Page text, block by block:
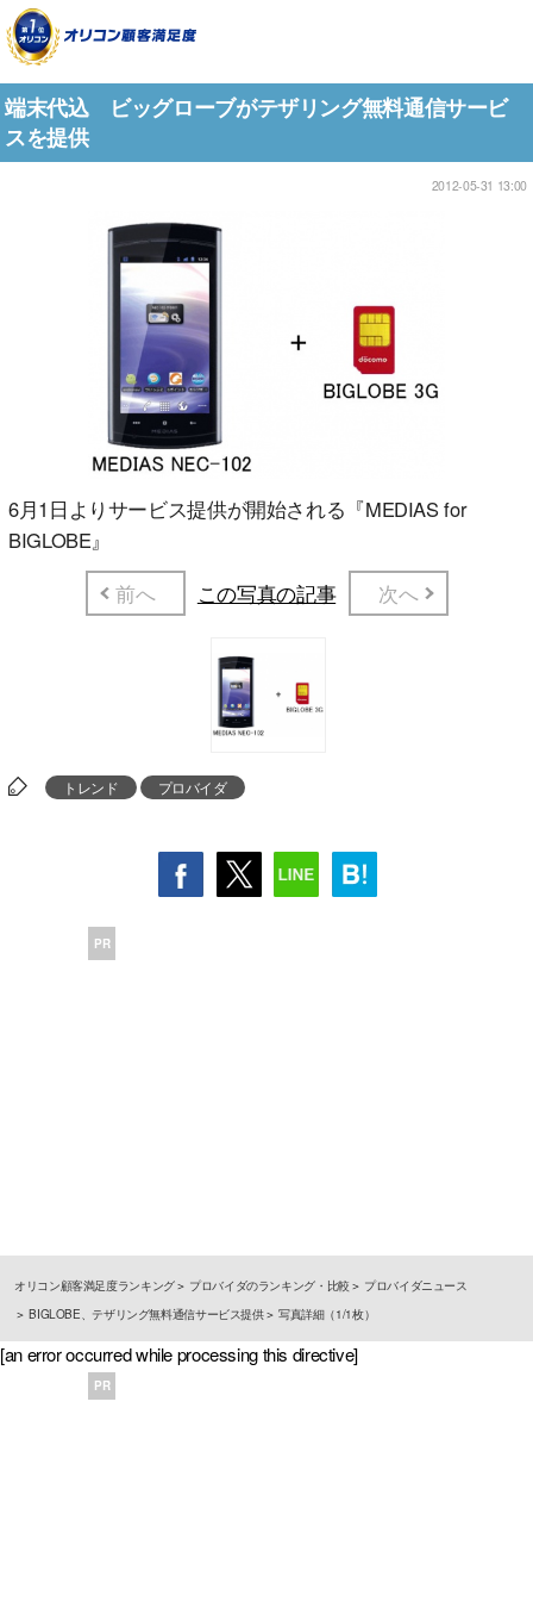
端末代込 ビッグローブがテザリング無料通信サービ
スを提供
2012-05-31 13:00
6月1日よりサービス提供が開始される『MEDIAS for
BIGLOBE』
前へ
この写真の記事 次へ
トレンド プロバイダ
PR
オリコン顧客満足度ランキング プロバイダのランキング・比較
プロバイダニュース
BIGLOBE、テザリング無料通信サービス提供
写真詳細（1/1枚）
[an error occurred while processing this directive]
PR